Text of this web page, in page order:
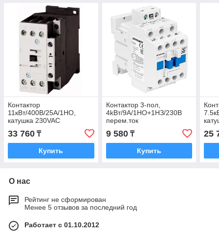
Контактор
11кВт/400В/25А/1НО,
катушка 230VAC
33 760 ₸
Купить
Контактор 3-пол,
4kBт/9А/1НО+1НЗ/230В
перем.ток
9 580₸
Купить
25
О нас
Рейтинг не сформирован
Менее 5 отзывов за последний год
Работает с 01.10.2012